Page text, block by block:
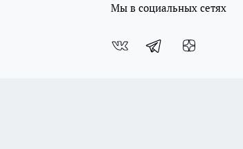
Мы в социальных сетях